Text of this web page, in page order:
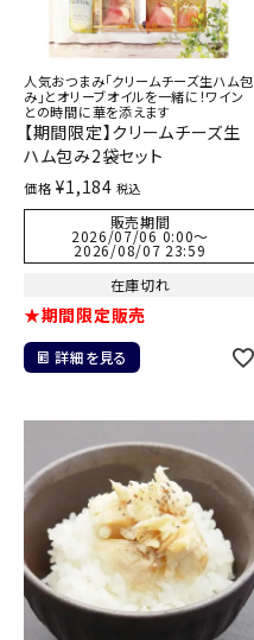
人気おつまみ「クリームチーズ生ハム包
み」とオリーブオイルを一緒に！ワイン
との時間に華を添えます
【期間限定】クリームチーズ生
ハム包み2袋セット
価格 ¥1,184 税込
販売期間
2026/07/06 0:00〜
2026/08/07 23:59
在庫切れ
★期間限定販売
詳細を見る